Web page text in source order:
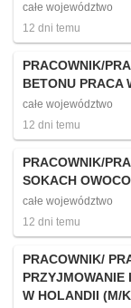
całe województwo
12 dni temu
PRACOWNIK/
BETONU PRACA
całe województwo
12 dni temu
PRACOWNIK/
SOKACH
całe województwo
12 dni temu
PRACOWNIK/
PRZYJMOWANIE
W HOLANDII (M/K